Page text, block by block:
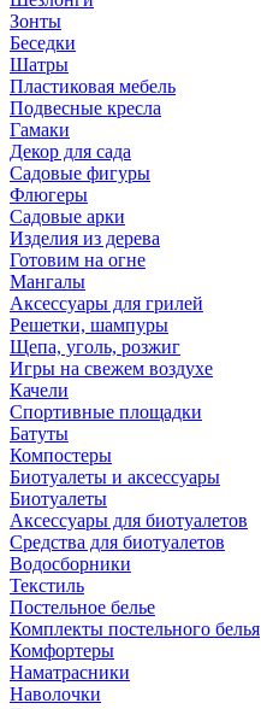
Зонты
Беседки
Шатры
Пластиковая мебель
Подвесные кресла
Гамаки
Декор для сада
Садовые фигуры
Флюгеры
Садовые арки
Изделия из дерева
Готовим на огне
Мангалы
Аксессуары для грилей
Решетки, шампуры
Щепа, уголь, розжиг
Игры на свежем воздухе
Качели
Спортивные площадки
Батуты
Компостеры
Биотуалеты и аксессуары
Биотуалеты
Аксессуары для биотуалетов
Средства для биотуалетов
Водосборники
Текстиль
Постельное белье
Комплекты постельного белья
Комфортеры
Наматрасники
Наволочки